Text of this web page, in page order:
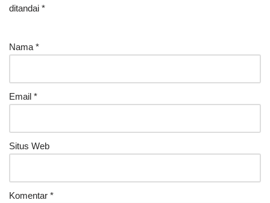
ditandai *
Nama *
Email *
Situs Web
Komentar *